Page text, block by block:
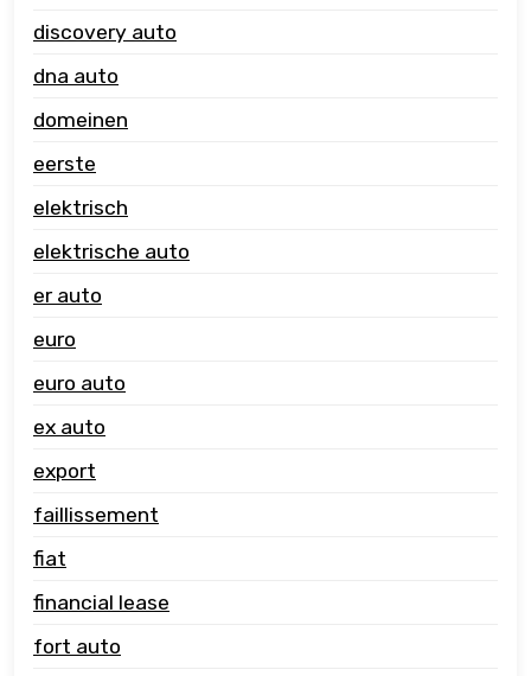
discovery auto
dna auto
domeinen
eerste
elektrisch
elektrische auto
er auto
euro
euro auto
ex auto
export
faillissement
fiat
financial lease
fort auto